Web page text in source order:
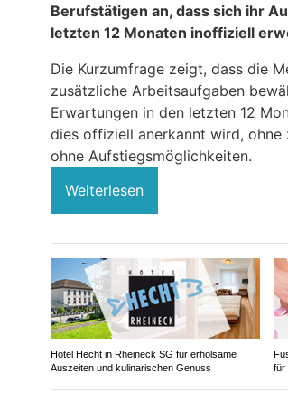
Berufstätigen an, dass sich ihr
letzten 12 Monaten inoffiziell
Die Kurzumfrage zeigt, dass die
zusätzliche Arbeitsaufgaben
Erwartungen in den letzten 12
dies offiziell anerkannt wird, ohne
ohne Aufstiegsmöglichkeiten.
Weiterlesen
Hotel Hecht in Rheineck SG für erholsame
Auszeiten und kulinarischen Genuss
für